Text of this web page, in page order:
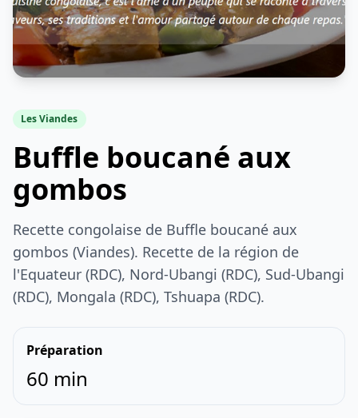
Les Viandes
Buffle boucané aux
gombos
Recette congolaise de Buffle boucané aux
gombos (Viandes). Recette de la région de
l'Equateur (RDC), Nord-Ubangi (RDC), Sud-Ubangi
(RDC), Mongala (RDC), Tshuapa (RDC).
Préparation
60 min